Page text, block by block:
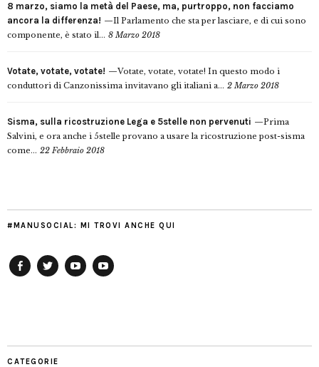
8 marzo, siamo la metà del Paese, ma, purtroppo, non facciamo
ancora la differenza!
Il Parlamento che sta per lasciare, e di cui sono
componente, è stato il... 8 Marzo 2018
Votate, votate, votate!
Votate, votate, votate! In questo modo i
conduttori di Canzonissima invitavano gli italiani a... 2 Marzo 2018
Sisma, sulla ricostruzione Lega e 5stelle non pervenuti
Prima
Salvini, e ora anche i 5stelle provano a usare la ricostruzione post-sisma
come... 22 Febbraio 2018
#MANUSOCIAL: MI TROVI ANCHE QUI
CATEGORIE